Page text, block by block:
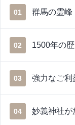
01 群馬の霊峰
02 1500年の
03 強力なご利
04 妙義神社が